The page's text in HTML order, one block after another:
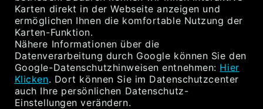
Karten direkt in der Webseite anzeigen und
ermöglichen Ihnen die komfortable Nutzung der
Karten-Funktion.
Nähere Informationen über die
Datenverarbeitung durch Google können Sie den
Google-Datenschutzhinweisen entnehmen: Hier
Klicken. Dort können Sie im Datenschutzcenter
auch Ihre persönlichen Datenschutz-
Einstellungen verändern.